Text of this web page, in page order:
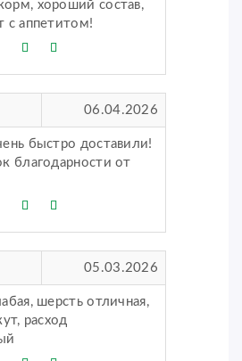
хороший состав,
с аппетитом!
06.04.2026
быстро доставили!
благодарности от
05.03.2026
шерсть отличная,
расход